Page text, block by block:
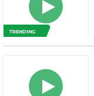
TRENDING